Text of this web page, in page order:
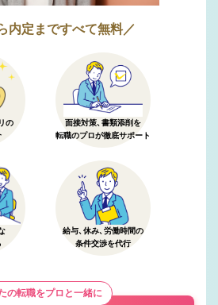
内定まですべて無料／
の
面接対策、書類添削を
転職のプロが徹底サポート
給与、休み、労働時間の
条件交渉を代行
の転職をプロと一緒に